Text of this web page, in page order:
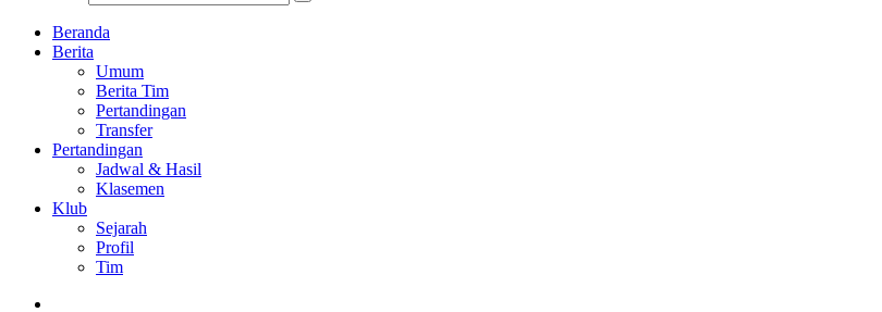
Beranda
Berita
Umum
Berita Tim
Pertandingan
Transfer
Pertandingan
Jadwal & Hasil
Klasemen
Klub
Sejarah
Profil
Tim